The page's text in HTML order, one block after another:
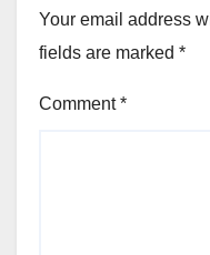
Your email address
fields are marked *
Comment*